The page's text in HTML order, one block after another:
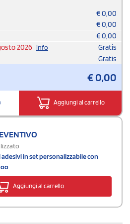
€0,00
€0,00
€0,00
2026 info
Gratis
Gratis
€0,00
Aggiungi al carrello
in set personalizzabile con
Aggiungi al carrello